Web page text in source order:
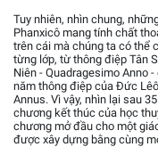
Tuy nhiên, nhìn chung,
Phanxicô mang tính chất
trên cái mà chúng ta có thể
từng lớp, từ thông điệp Tân
Niên - Quadragesimo Anno
năm thông điệp của Đức
Annus. Vì vậy, nhìn lại sau
chương kết thúc của học
chương mở đầu cho một
được xây dựng bằng cùng